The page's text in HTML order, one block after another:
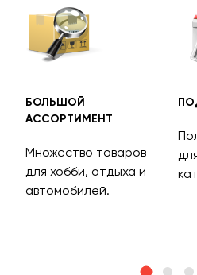
БОЛЬШОЙ
АССОРТИМЕНТ
Множество товаров
для хобби, отдыха и
автомобилей.